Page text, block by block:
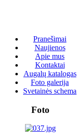
Pranešimai
Naujienos
Apie mus
Kontaktai
Augalų katalogas
Foto galerija
Svetainės schema
Foto